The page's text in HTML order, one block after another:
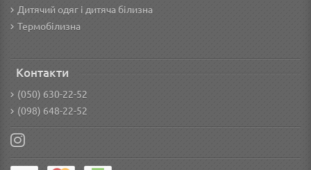
Дитячий одяг і дитяча білизна
Термобілизна
Контакти
(050) 630-22-52
(098) 648-22-52